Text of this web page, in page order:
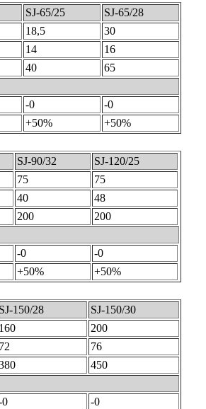
SJ-65/25
SJ-65/28
18,5
30
14
16
40
65
-0
-0
+50% +50%
SJ-90/32
SJ-120/25
75
75
40
48
200
200
-0
-0
+50% +50%
SJ-150/28
SJ-150/30
160
200
72
76
450
0
-0